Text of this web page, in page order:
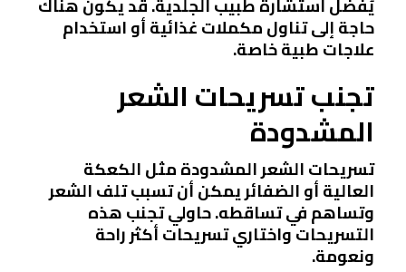
حاجة إلى تناول مكملات غذائية أو استخدام
علاجات طبية خاصة.
تجنب تسريحات الشعر
المشدودة
تسريحات الشعر المشدودة مثل الكعكة
العالية أو الضفائر يمكن أن تسبب تلف الشعر
وتساهم في تساقطه. حاولي تجنب هذه
التسريحات واختاري تسريحات أكثر راحة
ونعومة.